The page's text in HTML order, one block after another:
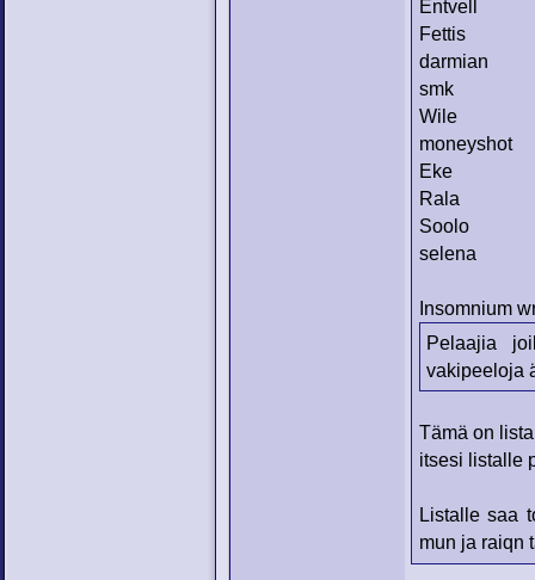
Entvell
Fettis
darmian
smk
Wile
moneyshot
Eke
Rala
Soolo
selena
Insomnium
Pelaajia
vakipeeloja
Tämä on
itsesi listalle
Listalle saa
mun ja raiqn